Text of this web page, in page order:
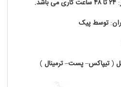
: ۲۴ تا ۴۸ساعتکاریمی باشد.
:توسط پیک
(تیپاکس–پست–ترمینال )